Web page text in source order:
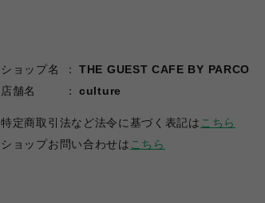
ショップ名
THE GUEST CAFE BY PARCO
店舗名
culture
特定商取引法など法令に基づく表記は こちら
ショップお問い合わせは こちら